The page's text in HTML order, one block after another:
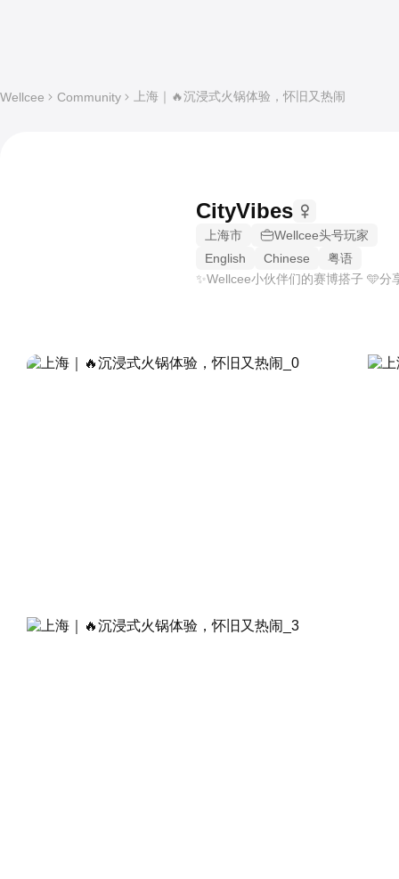
Wellcee Community 上海｜🔥沉浸式火锅体验，怀旧又热闹
CityVibes
上海市
Wellcee头号玩家
English
Chinese
粤语
✨Wellcee小伙伴们的赛博搭子 🩵分